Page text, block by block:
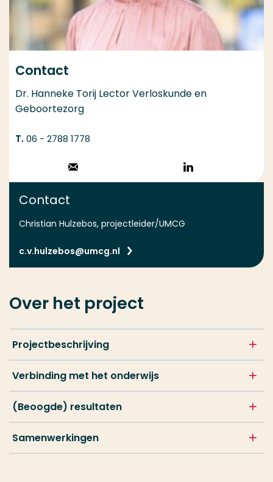
Contact
Dr. Hanneke Torij Lector Verloskunde en
Geboortezorg
06 - 2788 1778
Stuur een email
Volg op
LinkedIn
Contact
Christian Hulzebos, projectleider/UMCG
c.v.hulzebos@umcg.nl
Over het project
Projectbeschrijving
Verbinding met het onderwijs
(Beoogde) resultaten
Samenwerkingen